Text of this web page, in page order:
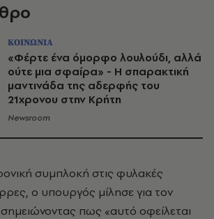
ΚΟΙΝΩΝΙΑ
«Φέρτε ένα όμορφο λουλούδι, αλλά
ούτε μια σφαίρα» - Η σπαρακτική
μαντινάδα της αδερφής του
21χρονου στην Κρήτη
Newsroom
συμπλοκή στις φυλακές
ο υπουργός μίλησε για τον
πως «αυτό οφείλεται